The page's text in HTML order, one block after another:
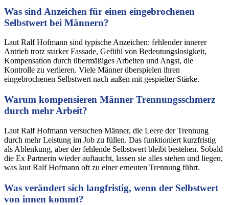
Was sind Anzeichen für einen eingebrochenen
Selbstwert bei Männern?
Laut Ralf Hofmann sind typische Anzeichen: fehlender innerer
Antrieb trotz starker Fassade, Gefühl von Bedeutungslosigkeit,
Kompensation durch übermäßiges Arbeiten und Angst, die
Kontrolle zu verlieren. Viele Männer überspielen ihren
eingebrochenen Selbstwert nach außen mit gespielter Stärke.
Warum kompensieren Männer Trennungsschmerz
durch mehr Arbeit?
Laut Ralf Hofmann versuchen Männer, die Leere der Trennung
durch mehr Leistung im Job zu füllen. Das funktioniert kurzfristig
als Ablenkung, aber der fehlende Selbstwert bleibt bestehen. Sobald
die Ex Partnerin wieder auftaucht, lassen sie alles stehen und liegen,
was laut Ralf Hofmann oft zu einer erneuten Trennung führt.
Was verändert sich langfristig, wenn der Selbstwert
von innen kommt?